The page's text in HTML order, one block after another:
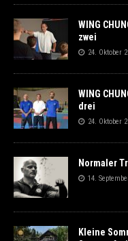
WING
zwei
24. Oktober
WING
drei
24. Oktober
Normaler
14.
Kleine